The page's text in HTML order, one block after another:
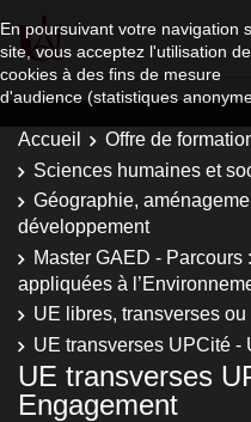
En poursuivant votre navigation
site, vous acceptez l'utilisation de
cookies à des fins de mesure
d'audience (statistiques
Accueil Offre de
Sciences humaines et
Géographie,
développement
Master GAED -
appliquées à
UE libres, transverses
UE transverses UPCité -
UE transverses
Engagement